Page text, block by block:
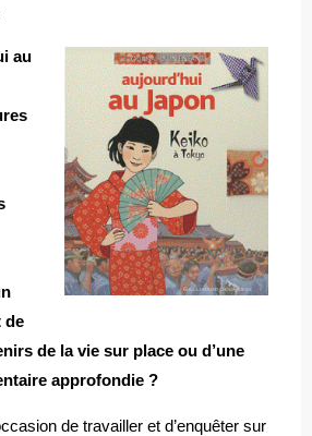
au
de
de la vie sur place ou d’une
approfondie ?
de travailler et d’enquêter sur